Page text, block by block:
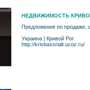
НЕДВИЖИМОСТЬ
Предложения по продаже,
Украина | Кривой Рог
http://krivbassrialt.ucoz.ru/